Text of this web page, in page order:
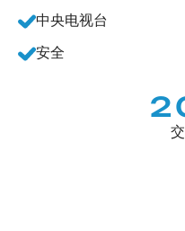
中央电视台
安全